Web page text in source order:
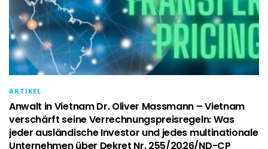
ARTIKEL
Anwalt in Vietnam Dr. Oliver Massmann – Vietnam
verschärft seine Verrechnungspreisregeln: Was
jeder ausländische Investor und jedes multinationale
Unternehmen über Dekret Nr. 255/2026/ND-CP